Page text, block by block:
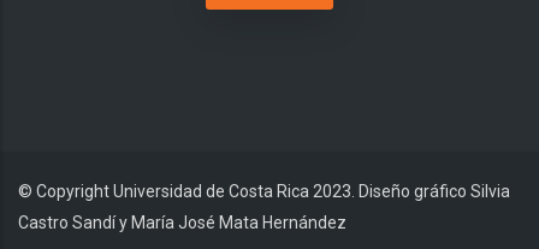
© Copyright Universidad de Costa Rica 2023. Diseño gráfico Silvia
Castro Sandí y María José Mata Hernández